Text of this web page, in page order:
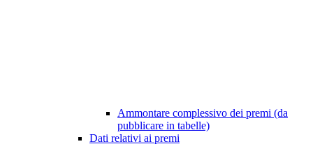
Ammontare complessivo dei premi (da
pubblicare in tabelle)
Dati relativi ai premi